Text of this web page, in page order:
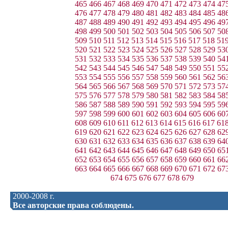
465 466 467 468 469 470 471 472 473 474
476 477 478 479 480 481 482 483 484 485
487 488 489 490 491 492 493 494 495 496
498 499 500 501 502 503 504 505 506 507
509 510 511 512 513 514 515 516 517 518
520 521 522 523 524 525 526 527 528 529
531 532 533 534 535 536 537 538 539 540
542 543 544 545 546 547 548 549 550 551
553 554 555 556 557 558 559 560 561 562
564 565 566 567 568 569 570 571 572 573
575 576 577 578 579 580 581 582 583 584
586 587 588 589 590 591 592 593 594 595
597 598 599 600 601 602 603 604 605 606
608 609 610 611 612 613 614 615 616 617
619 620 621 622 623 624 625 626 627 628
630 631 632 633 634 635 636 637 638 639
641 642 643 644 645 646 647 648 649 650
652 653 654 655 656 657 658 659 660 661
663 664 665 666 667 668 669 670 671 672
674 675 676 677 678 679
2000-2008 г.
Все авторские права соблюдены.